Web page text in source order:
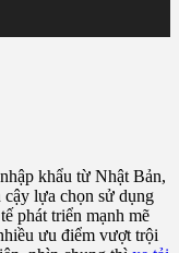
khẩu từ Nhật Bản,
lựa chọn sử dụng
phát triển mạnh mẽ
ưu điểm vượt trội